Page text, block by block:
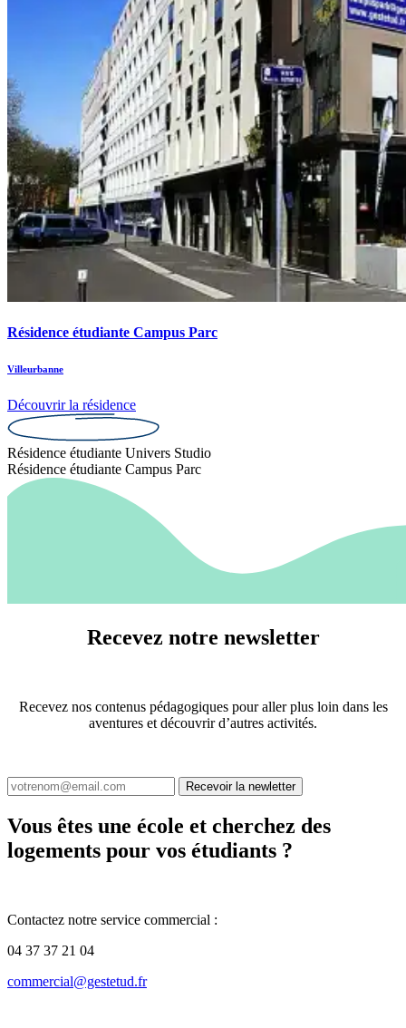
Résidence étudiante Campus Parc
Villeurbanne
Découvrir la résidence
Résidence étudiante Univers Studio
Résidence étudiante Campus Parc
Recevez notre newsletter
Recevez nos contenus pédagogiques pour aller plus loin dans les
aventures et découvrir d’autres activités.
Recevoir la newletter
Vous êtes une école et cherchez des
logements pour vos étudiants ?
Contactez notre service commercial :
04 37 37 21 04
commercial@gestetud.fr